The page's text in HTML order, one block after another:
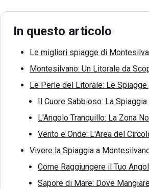
In questo articolo
Le migliori spiagge di
Montesilvano: Un Litorale da
Le Perle del Litorale: Le
Il Cuore Sabbioso: La
L'Angolo Tranquillo: La Zona
Vento e Onde: L'Area del
Vivere la Spiaggia a
Come Raggiungere il Tuo
Sapore di Mare: Dove